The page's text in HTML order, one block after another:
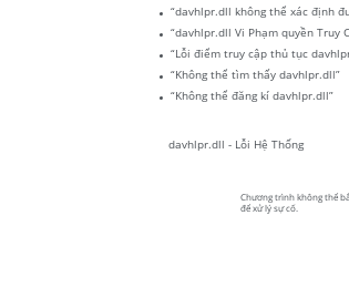
“davhlpr.dll không thể xác định
“davhlpr.dll Vi Phạm quyền Truy
“Lỗi điểm truy cập thủ tục
“Không thể tìm thấy davhlpr.dll”
“Không thể đăng kí davhlpr.dll”
davhlpr.dll - Lỗi Hệ Thống
Chương trình không thể
để xử lý sự cố.